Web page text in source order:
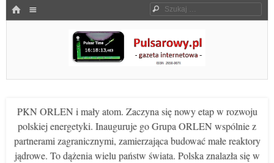
HOME Szukaj
Pulsarowy.pl
PKN ORLEN i mały atom. Zaczyna się nowy etap w rozwoju
polskiej energetyki. Inauguruje go Grupa ORLEN wspólnie z
partnerami zagranicznymi, zamierzająca budować małe reaktory
jądrowe. To dążenia wielu państw świata. Polska znalazła się w